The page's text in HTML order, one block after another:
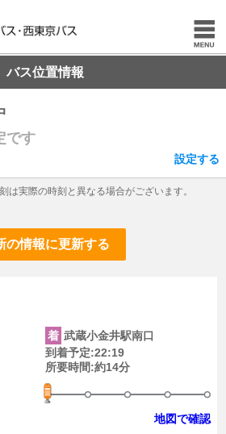
バス位置情報
です
設定する
実際の時刻と異なる場合がございます。
の情報に更新する
着 武蔵小金井駅南口
到着予定:22:19
所要時間:約14分
地図で確認